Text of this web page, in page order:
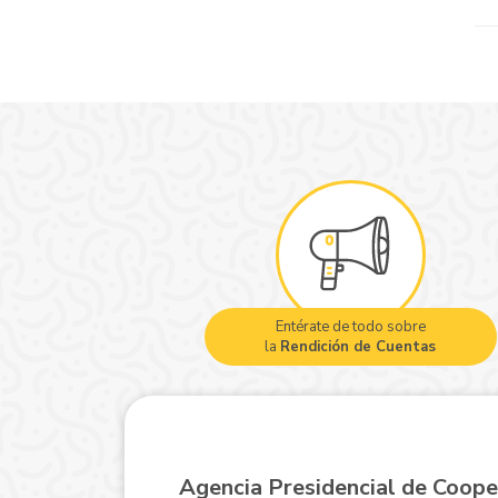
Entérate de todo sobre
la Rendición de Cuentas
Agencia Presidencial de